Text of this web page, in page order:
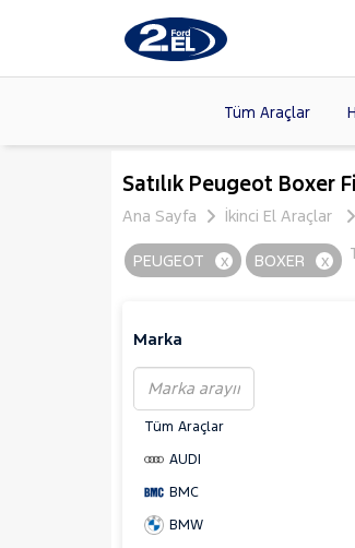
Tüm Araçlar
Markalar
Modeller
Kasalar
Satılık Peugeot Boxer
Ana Sayfa
İkinci El Araçlar
PEUGEOT x BOXER x
Marka
Tüm Araçlar
AUDI
BMC
BMW